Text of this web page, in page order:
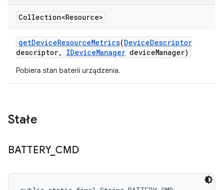
Collection<Resource>
getDeviceResourceMetrics(DeviceDescriptor
descriptor, IDeviceManager deviceManager)
Pobiera stan baterii urządzenia.
Stałe
BATTERY_ CMD